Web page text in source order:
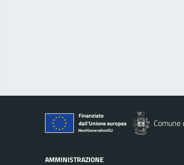
Comune
AMMINISTRAZIONE